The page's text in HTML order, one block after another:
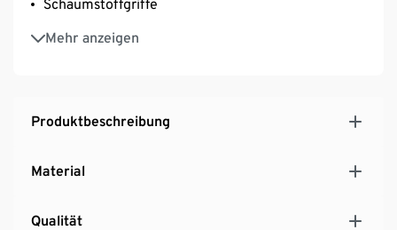
Schaumstoffgriffe
Mehr anzeigen
Inkl. Aufbewahrungsbeutel
Produktbeschreibung
Material
Qualität